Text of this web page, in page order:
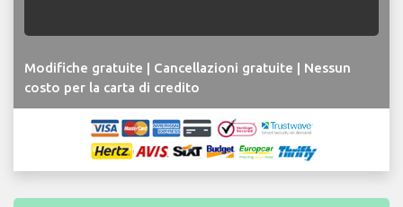
Modifiche gratuite | Cancellazioni gratuite | Nessun
costo per la carta di credito